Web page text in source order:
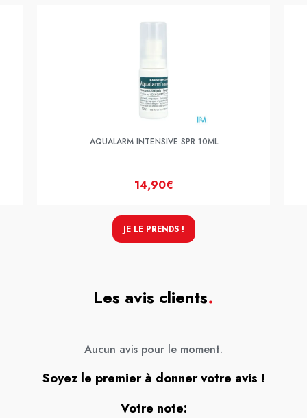
AQUALARM INTENSIVE SPR 10ML
14,90€
JE LE PRENDS !
Les avis clients.
Aucun avis pour le moment.
Soyez le premier à donner votre avis !
Votre note: